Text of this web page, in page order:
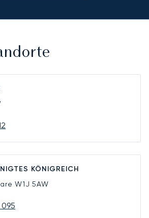
KÖNIGREICH
W1J 5AW